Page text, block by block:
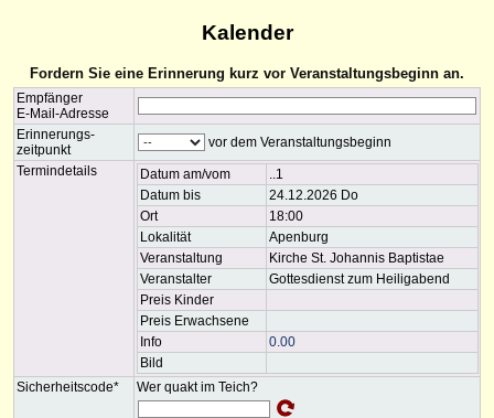
Kalender
Fordern Sie eine Erinnerung kurz vor Veranstaltungsbeginn an.
Empfänger
E-Mail-Adresse
Erinnerungs-
zeitpunkt
vor dem Veranstaltungsbeginn
Termindetails
Datum am/vom
..1
Datum bis
24.12.2026 Do
Ort
18:00
Lokalität
Apenburg
Veranstaltung
Kirche St. Johannis Baptistae
Veranstalter
Gottesdienst zum Heiligabend
Preis Kinder
Preis Erwachsene
Info
0.00
Bild
Sicherheitscode*
Wer quakt im Teich?